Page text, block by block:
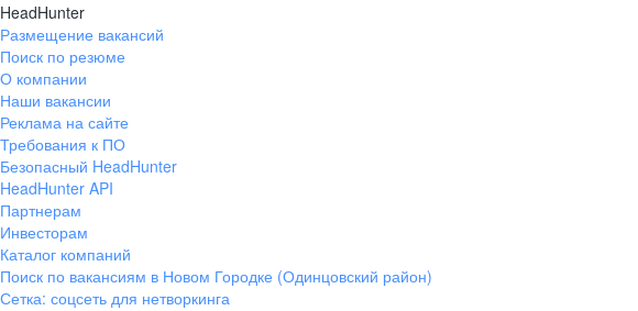
HeadHunter
Размещение вакансий
Поиск по резюме
О компании
Наши вакансии
Реклама на сайте
Требования к ПО
Безопасный HeadHunter
HeadHunter API
Партнерам
Инвесторам
Каталог компаний
Поиск по вакансиям в Новом Городке (Одинцовский район)
Сетка: соцсеть для нетворкинга